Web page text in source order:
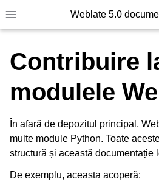
Toggle site navigation sidebar
Weblate 5.0
Contribuire
modulele
În afară de depozitul principal,
multe module Python. Toate
structură și această documentație
De exemplu, aceasta acoperă: